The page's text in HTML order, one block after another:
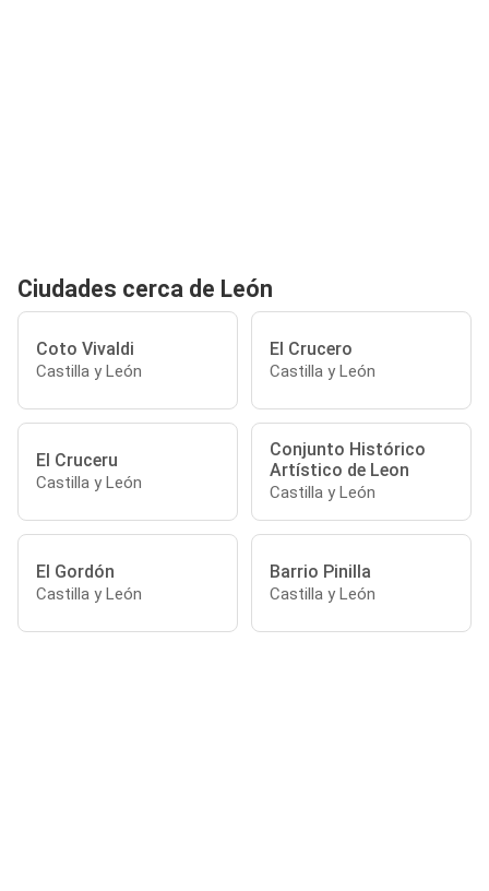
Ciudades cerca de León
Coto Vivaldi
Castilla y León
El Crucero
Castilla y León
El Cruceru
Castilla y León
Conjunto Histórico
Artístico de Leon
Castilla y León
El Gordón
Castilla y León
Barrio Pinilla
Castilla y León